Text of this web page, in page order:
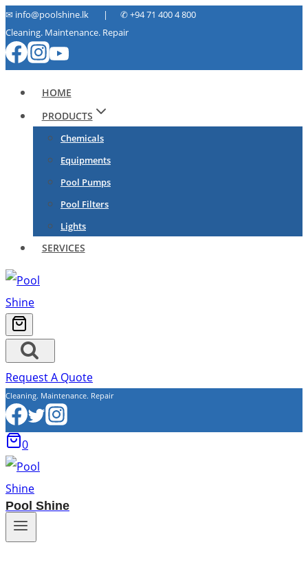
Skip
to
content
✉ info@poolshine.lk | ✆+94 71 400 4 800
Cleaning. Maintenance. Repair
HOME
PRODUCTS
Chemicals
Equipments
Pool Pumps
Pool Filters
Lights
SERVICES
Request A Quote
Cleaning. Maintenance. Repair
0
Pool Shine